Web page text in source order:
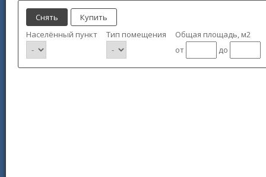
Снять
Купить
Населённый пункт
Тип помещения
Общая площадь, м2
от
до